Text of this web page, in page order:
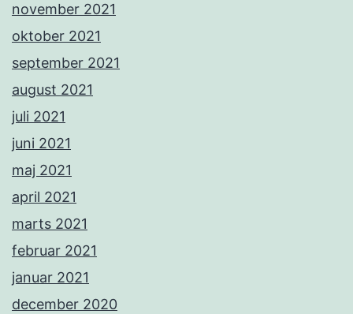
november 2021
oktober 2021
september 2021
august 2021
juli 2021
juni 2021
maj 2021
april 2021
marts 2021
februar 2021
januar 2021
december 2020